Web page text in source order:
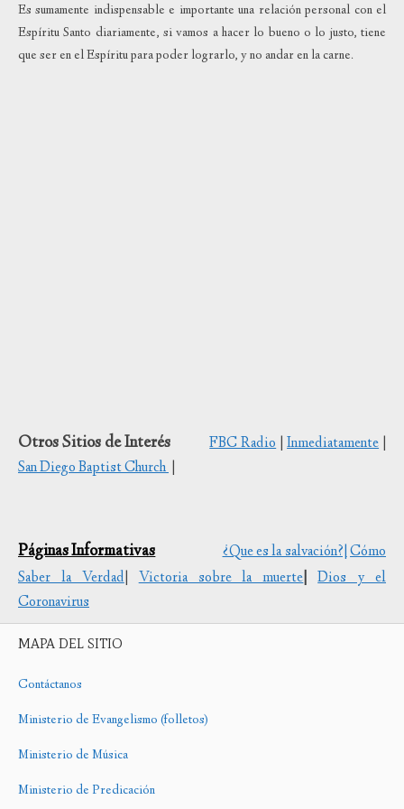
Es sumamente indispensable e importante una relación personal con el
Espíritu Santo diariamente, si vamos a hacer lo bueno o lo justo, tiene
que ser en el Espíritu para poder lograrlo, y no andar en la carne.
Otros Sitios de Interés FBC Radio|Inmediatamente
San Diego Baptist Church
Páginas Informativas ¿Que es la salvación?|Cómo
Saber la Verdad|Victoria sobre la muerte|
Dios y el
Coronavirus
MAPA DEL SITIO
Contáctanos
Ministerio de Evangelismo (folletos)
Ministerio de Música
Ministerio de Predicación